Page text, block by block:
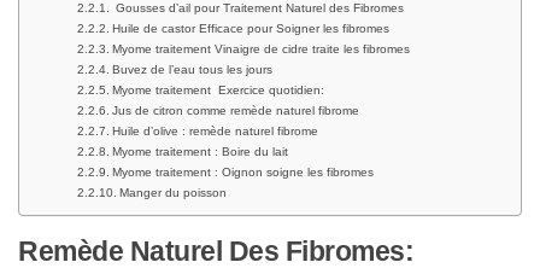
Gousses d’ail pour Traitement Naturel des Fibromes
Huile de castor Efficace pour Soigner les fibromes
Myome traitement Vinaigre de cidre traite les fibromes
Buvez de l’eau tous les jours
Myome traitement Exercice quotidien:
Jus de citron comme remède naturel fibrome
Huile d’olive : remède naturel fibrome
Myome traitement : Boire du lait
Myome traitement : Oignon soigne les fibromes
Manger du poisson
Remède Naturel Des Fibromes: